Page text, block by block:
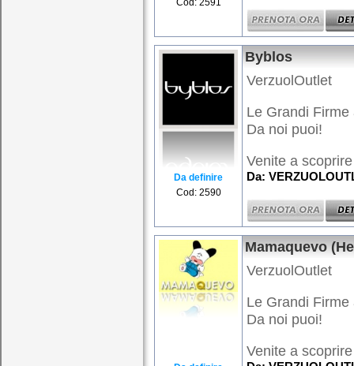
Cod: 2591
Da definire
Cod: 2590
Byblos
VerzuolOutlet
Le Grandi
Da noi puoi!
Venite a
Da:
Mamaquevo
VerzuolOutlet
Le Grandi
Da noi puoi!
Venite a